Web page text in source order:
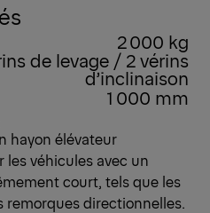
2 000 kg
de levage / 2 vérins
d’inclinaison
1 000 mm
hayon élévateur
véhicules avec un
court, tels que les
remorques directionnelles.